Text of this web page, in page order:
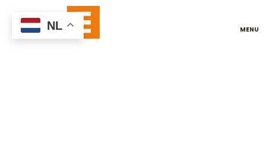
WELKE INFORMATIE
MOET IK
NL